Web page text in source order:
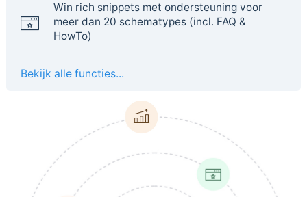
Win rich snippets met ondersteuning voor
meer dan 20 schematypes (incl. FAQ &
HowTo)
Bekijk alle functies...